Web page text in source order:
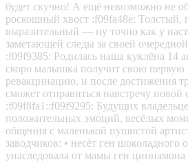
будет скучно! А ещё невозможно не
роскошный хвост :f09fa48e: Толстый,
выразительный — ну точно как у
заметающей следы за своей
:f09f9385: Родилась наша куклёна 14
скоро малышка получит свою первую
ревакцинацию, и после достижения
сможет отправиться навстречу новой
:f09f8fa1::f09f9295: Будущих
положительных эмоций, весёлых
общения с маленькой пушистой
заводчиков: • несёт ген шоколадного
унаследовала от мамы ген циннамона